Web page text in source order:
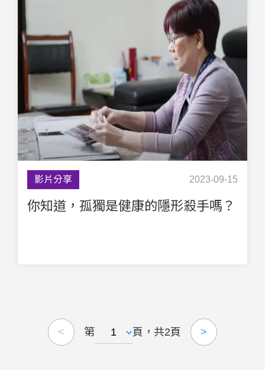
影片分享 2023-09-15
你知道，孤獨是健康的隱形殺手嗎？
< 第 頁，共2頁 >